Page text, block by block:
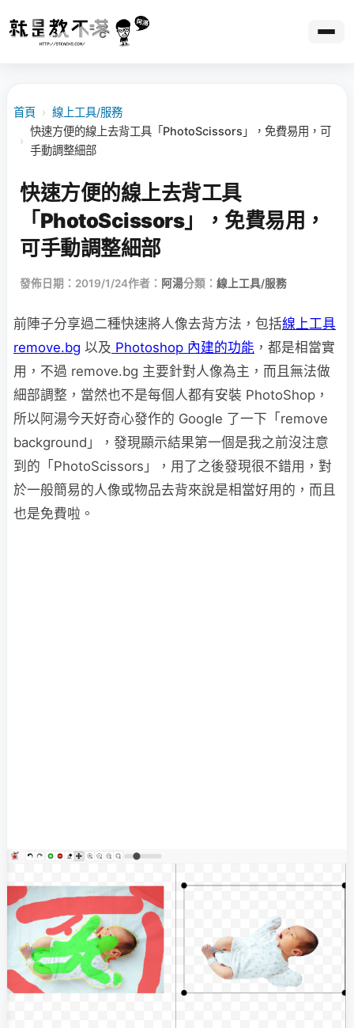
首頁 › 線上工具/服務
›
快速方便的線上去背工具「PhotoScissors」，免費易用，可
手動調整細部
快速方便的線上去背工具
「PhotoScissors」，免費易用，
可手動調整細部
發佈日期：2019/1/24作者： 阿湯分類： 線上工具/服務
前陣子分享過二種快速將人像去背方法，包括線上工具
remove.bg 以及 Photoshop 內建的功能 ，都是相當實
用，不過 remove.bg 主要針對人像為主，而且無法做
細部調整，當然也不是每個人都有安裝 PhotoShop，
所以阿湯今天好奇心發作的 Google 了一下「remove
background」，發現顯示結果第一個是我之前沒注意
到的「PhotoScissors」，用了之後發現很不錯用，對
於一般簡易的人像或物品去背來說是相當好用的，而且
也是免費啦。